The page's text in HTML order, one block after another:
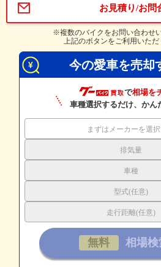
お見積り/お問
※複数のバイクをお問い合わせ
上記のボタンをご利用いただ
今の愛車を売却
で相場を
車種選択するだけ、かん
まずはメーカーを選
排気量
車種
型式(任意)
走行距離(任意)